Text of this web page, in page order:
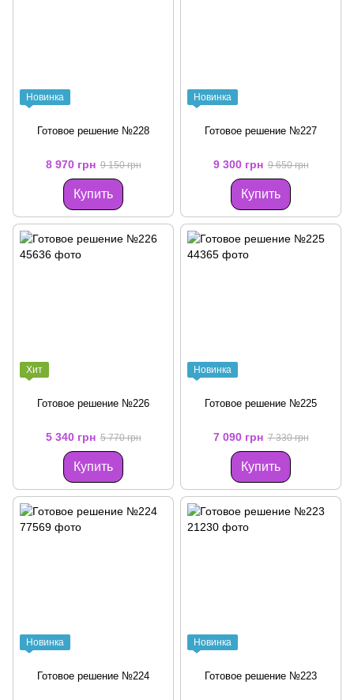
Новинка
Готовое решение №228
8 970 грн 9 150 грн
Купить
Новинка
Готовое решение №227
9 300 грн 9 650 грн
Купить
Хит
Готовое решение №226
5 340 грн 5 770 грн
Купить
Новинка
Готовое решение №225
7 090 грн 7 330 грн
Купить
Новинка
Готовое решение №224
Новинка
Готовое решение №223